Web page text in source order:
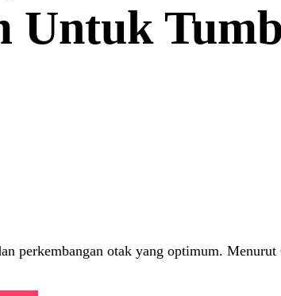
perkembangan otak yang optimum. Menurut